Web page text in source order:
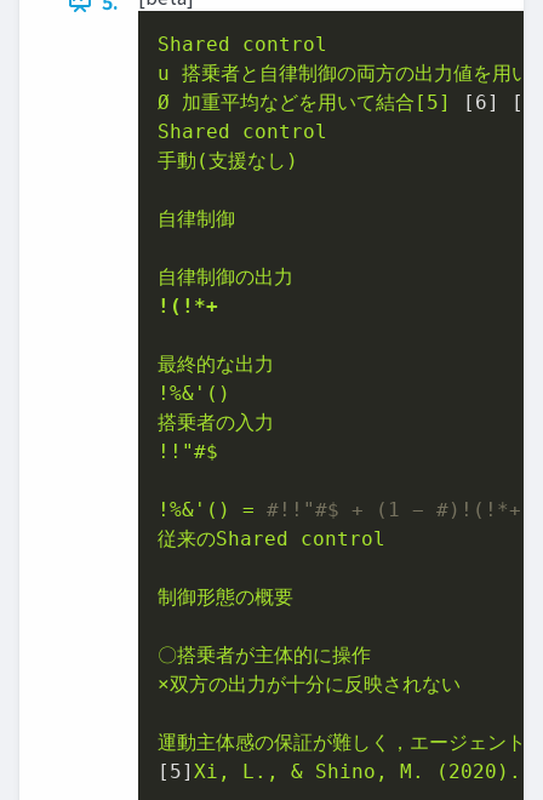
Shared
control
u 搭乗者と⾃律制御の両⽅の出⼒値を⽤い
Ø 加重平均などを⽤いて結合[5] [ 6] [
Shared
control
⼿動(⽀援なし)
⾃律制御
⾃律制御の出⼒
!( !*+
最終的な出⼒
!%&'()
搭乗者の⼊⼒
!!"#$
!%&'() = #!!"#$ + (1 − #)!(!*+
従来のShared
control
制御形態の概要
〇搭乗者が主体的に操作
×双⽅の出⼒が⼗分に反映されない
運動主体感の保証が難しく，エージェント
[ 5] Xi, L., & Shino, M. (2020).